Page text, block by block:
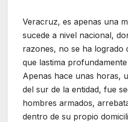
Veracruz, es apenas una
sucede a nivel nacional,
razones, no se ha logrado
que lastima
Apenas hace unas horas,
del sur de la entidad, fue
hombres armados,
dentro de su propio